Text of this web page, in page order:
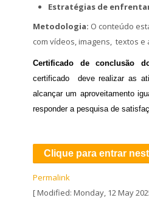
Estratégias de
Metodologia: O conteúdo
com vídeos, imagens, textos
Certificado de conclusão
certificado deve realizar as
alcançar um aproveitamento
responder a pesquisa de
Clique para entrar
Permalink
[ Modified: Monday, 12 May